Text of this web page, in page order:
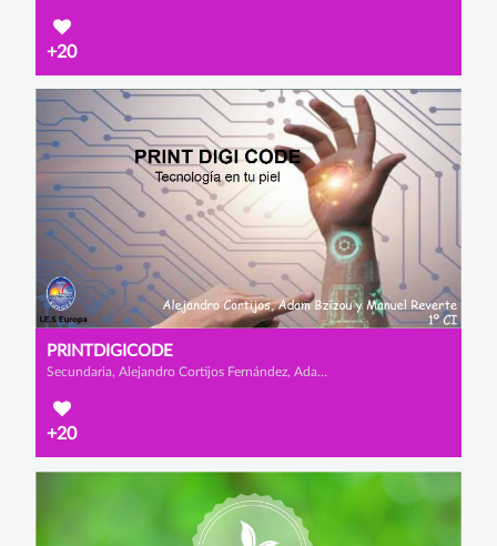
+20
PRINTDIGICODE
Secundaria, Alejandro Cortijos Fernández, Adam Bzizou Lamharmel y Manuel Reverte Arce
+20